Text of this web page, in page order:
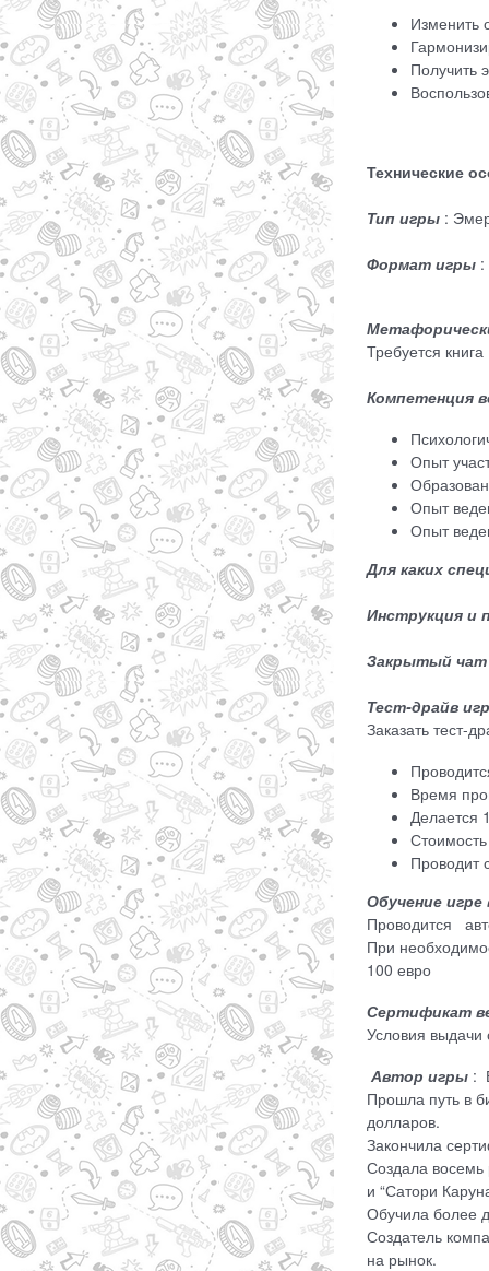
Изменить
Получить
Технические
Тип игры :
Формат игры :
Требуется
Компетенция
Опыт
Опыт
Опыт
Для каких
Инструкция и
Закрытый чат
Тест-драйв
Заказать тест-
Время
Делается
Проводит
Обучение игре
Проводится
При
100 евро
Сертификат
Условия
Автор игры :
Прошла путь в
долларов.
Закончила
Создала восемь
и “Сатори
Обучила более
Создатель
на рынок.